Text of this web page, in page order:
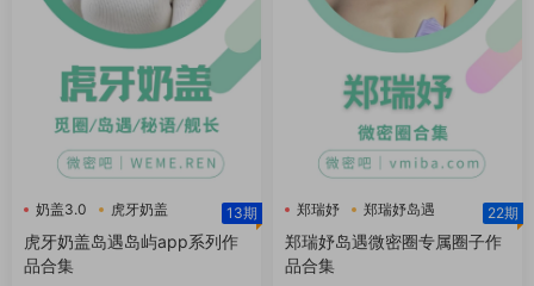
奶盖3.0
虎牙奶盖
虎牙奶盖岛遇
13期
虎牙奶盖岛遇岛屿app系列作
品合集
郑瑞妤
郑瑞妤岛遇
郑瑞妤微博
22期
郑瑞妤岛遇微密圈专属圈子作
品合集